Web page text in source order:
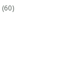
(60)